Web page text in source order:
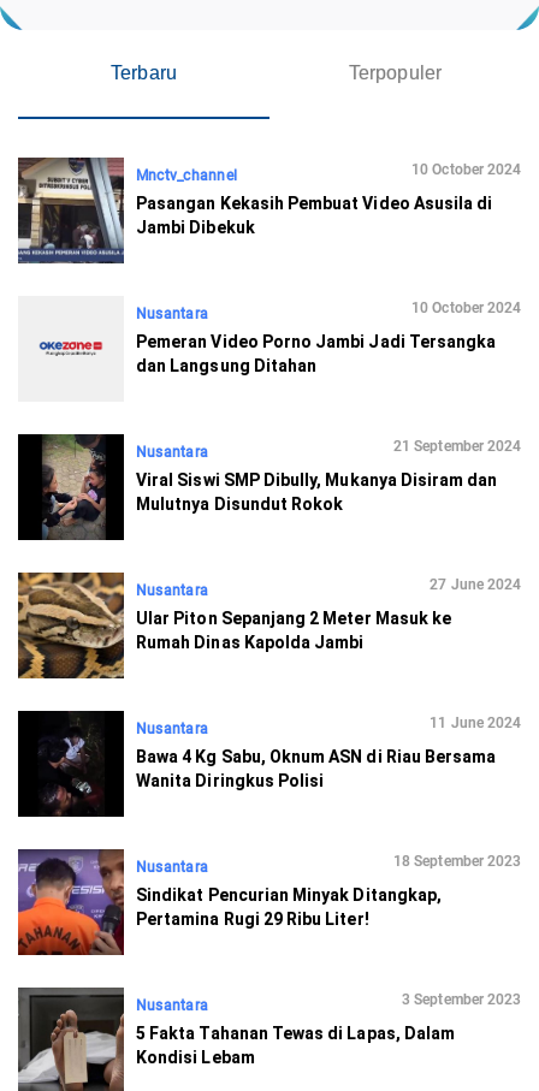
Terbaru Terpopuler
Mnctv_channel 10 October 2024
Pasangan Kekasih Pembuat Video Asusila di
Jambi Dibekuk
Nusantara 10 October 2024
Pemeran Video Porno Jambi Jadi Tersangka
dan Langsung Ditahan
Nusantara 21 September 2024
Viral Siswi SMP Dibully, Mukanya Disiram dan
Mulutnya Disundut Rokok
Nusantara 27 June 2024
Ular Piton Sepanjang 2 Meter Masuk ke
Rumah Dinas Kapolda Jambi
Nusantara 11 June 2024
Bawa 4 Kg Sabu, Oknum ASN di Riau Bersama
Wanita Diringkus Polisi
Nusantara 18 September 2023
Sindikat Pencurian Minyak Ditangkap,
Pertamina Rugi 29 Ribu Liter!
Nusantara 3 September 2023
5 Fakta Tahanan Tewas di Lapas, Dalam
Kondisi Lebam